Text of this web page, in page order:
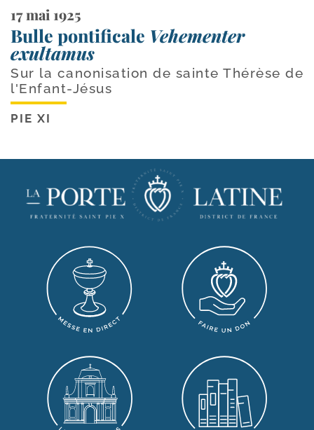
17 mai 1925
Bulle pontificale Vehementer
exultamus
Sur la canonisation de sainte Thérèse de
l'Enfant-Jésus
PIE XI